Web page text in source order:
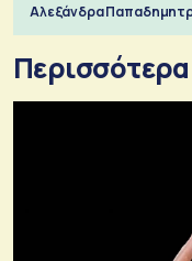
Αλεξάνδρα